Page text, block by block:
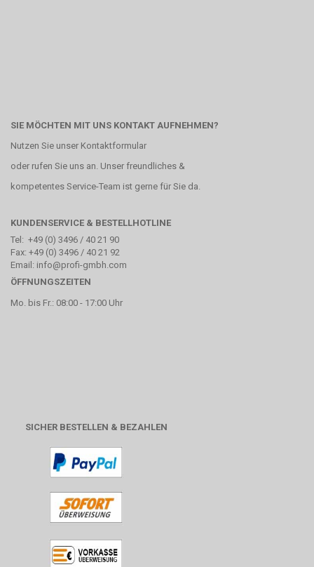
SIE MÖCHTEN MIT UNS KONTAKT AUFNEHMEN?
Nutzen Sie unser Kontaktformular
oder rufen Sie uns an. Unser freundliches &
kompetentes Service-Team ist gerne für Sie da.
KUNDENSERVICE & BESTELLHOTLINE
Tel: +49 (0) 3496 / 40 21 90
Fax: +49 (0) 3496 / 40 21 92
Email: info@profi-gmbh.com
ÖFFNUNGSZEITEN
Mo. bis Fr.: 08:00 - 17:00 Uhr
SICHER BESTELLEN & BEZAHLEN